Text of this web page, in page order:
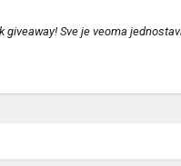
Sve je veoma